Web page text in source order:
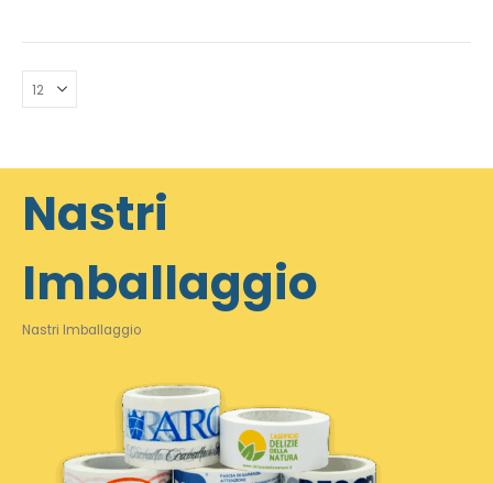
Nastri
Imballaggio
Nastri Imballaggio